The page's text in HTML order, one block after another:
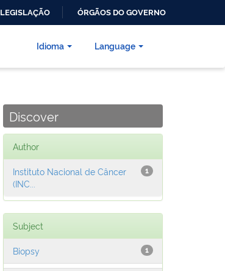
LEGISLAÇÃO ÓRGÃOS DO GOVERNO
Language
Idioma
Discover
Author
1
Instituto Nacional de Câncer
(INC...
Subject
1
Biopsy